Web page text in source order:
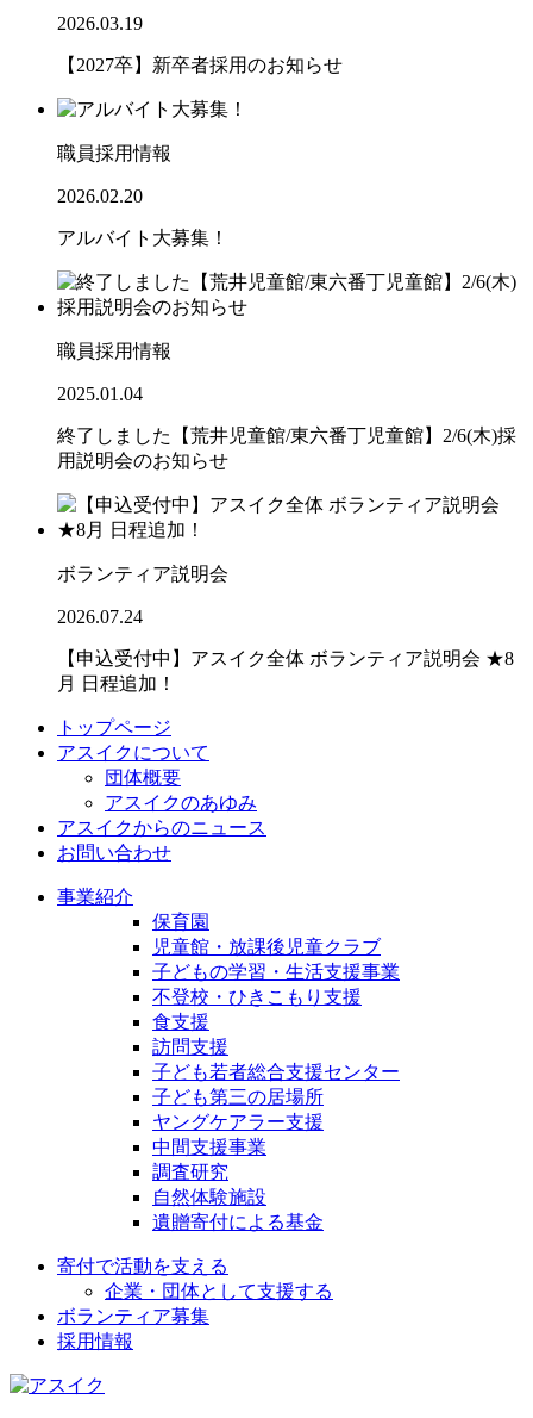
2026.03.19
【2027卒】新卒者採用のお知らせ
職員採用情報
2026.02.20
アルバイト大募集！
職員採用情報
2025.01.04
終了しました【荒井児童館/東六番丁児童館】2/6(木)採
用説明会のお知らせ
ボランティア説明会
2026.07.24
【申込受付中】アスイク全体 ボランティア説明会 ★8
月 日程追加！
トップページ
アスイクについて
団体概要
アスイクのあゆみ
アスイクからのニュース
お問い合わせ
事業紹介
保育園
児童館・放課後児童クラブ
子どもの学習・生活支援事業
不登校・ひきこもり支援
食支援
訪問支援
子ども若者総合支援センター
子ども第三の居場所
ヤングケアラー支援
中間支援事業
調査研究
自然体験施設
遺贈寄付による基金
寄付で活動を支える
企業・団体として支援する
ボランティア募集
採用情報